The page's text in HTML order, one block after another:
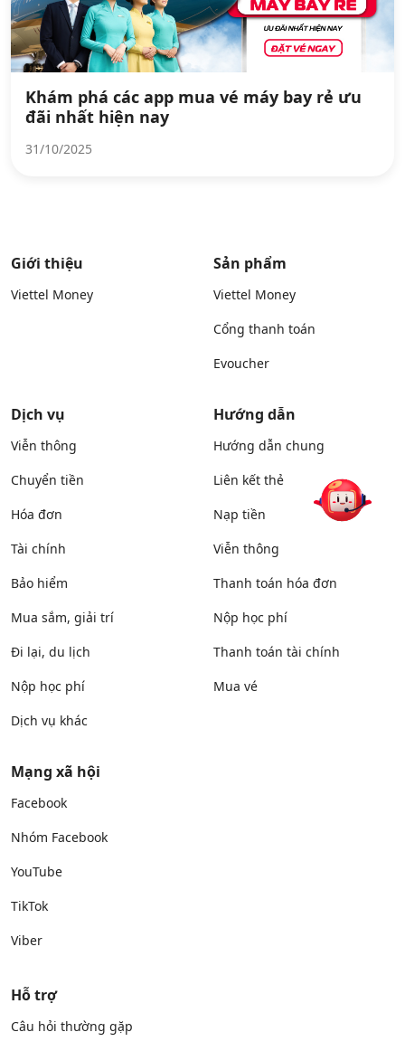
Khám phá các app mua vé máy bay rẻ ưu
đãi nhất hiện nay
31/10/2025
Giới thiệu
Viettel Money
Sản phẩm
Viettel Money
Cổng thanh toán
Evoucher
Dịch vụ
Viễn thông
Chuyển tiền
Hóa đơn
Tài chính
Bảo hiểm
Mua sắm, giải trí
Đi lại, du lịch
Nộp học phí
Dịch vụ khác
Hướng dẫn
Hướng dẫn chung
Liên kết thẻ
Nạp tiền
Viễn thông
Thanh toán hóa đơn
Nộp học phí
Thanh toán tài chính
Mua vé
Mạng xã hội
Facebook
Nhóm Facebook
YouTube
TikTok
Viber
Hỗ trợ
Câu hỏi thường gặp